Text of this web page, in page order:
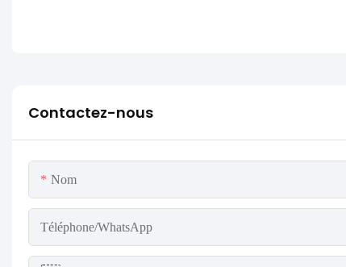
Contactez-nous
Nom
Téléphone/WhatsApp